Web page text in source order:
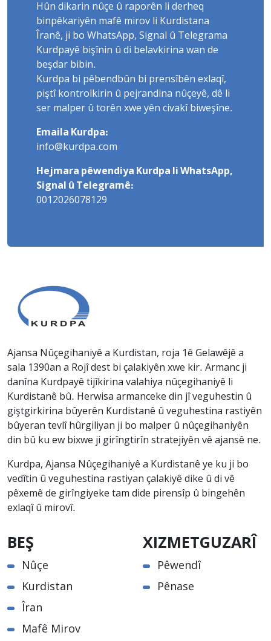
Hûn dikarin nûçe û raporên li derheq
binpêkariyên mafê mirov li Kurdistana
Îranê, ji bo WhatsApp, Signal û Telegrama
Kurdpayê bişînin û di belavkirina wan de
beşdar bibin.
Kurdpa bi pêbendbûn bi prensîbên exlaqî,
piştî kontrolkirin û pejrandina nûçeyê, dê li
ser malper û torên xwe yên civakî biweşîne.
Emaila Kurdpa:
info@kurdpa.com
Hejmara pêwendiya Kurdpa li WhatsApp,
Signal û Telegramê:
0012026078129
Ajansa Nûçegihaniyê a Kurdistan, roja 1ê Gelawêjê a
sala 1390an a Rojî dest bi çalakiyên xwe kir. Armanc ji
danîna Kurdpayê tijîkirina valahiya nûçegihaniyê li
Kurdistanê bû. Herwisa armanceke din jî veguhestin û
giştgirkirina bûyerên Kurdistanê û veguhestina rastiyên
bûyeran tevlî hûrgiliyan ji bo malper û nûçegihaniyên
din bû ku ew bixwe ji girîngtirîn stratejiyên vê ajansê ne.
Kurdpa, Ajansa Nûçegihaniyê a Kurdistanê ye ku ji bo
vedîtin û veguhestina rastiyan çalakiyê dike û di vê
pêxemê de girîngiyeke tam dide pirensîp û bingehên
exlaqî û mirovî.
BEŞ
Nûçe
Kurdistan
Îran
Mafê Mirov
XIZMETGUZARÎ
Pêwendî
Pênase